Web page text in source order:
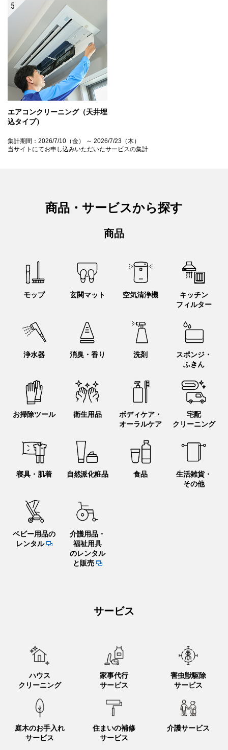
エアコンクリーニング（天井埋
込タイプ）
集計期間：2026/7/10（金） ～ 2026/7/23（木）
当サイトにてお申し込みいただいたサービスの集計
商品・サービスから探す
商品
モップ 玄関マット 空気清浄機
キッチン
フィルター
浄水器 消臭・香り 洗剤
スポンジ・
ふきん
お掃除ツール 衛生用品
ボディケア・
オーラルケア
宅配
クリーニング
寝具・肌着 自然派化粧品 食品
生活雑貨・
その他
ベビー用品の
レンタル
介護用品・
福祉用具
のレンタル
と販売
サービス
ハウス
クリーニング
家事代行
サービス
害虫獣駆除
サービス
庭木のお手入れ
サービス
住まいの補修
サービス
介護サービス